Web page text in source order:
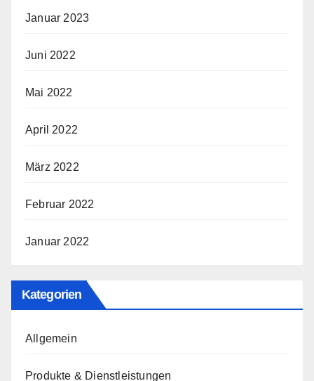
Januar 2023
Juni 2022
Mai 2022
April 2022
März 2022
Februar 2022
Januar 2022
Kategorien
Allgemein
Produkte & Dienstleistungen